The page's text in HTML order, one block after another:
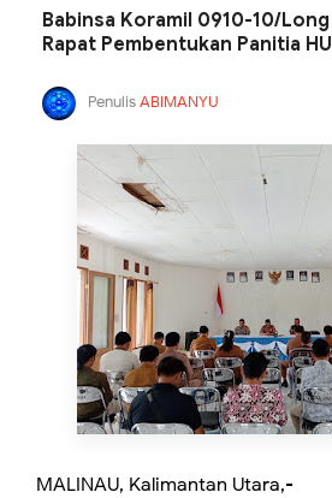
Babinsa Koramil 0910-10/
Rapat Pembentukan Panitia
PenulisABIMANYU
MALINAU, Kalimantan Utara,-